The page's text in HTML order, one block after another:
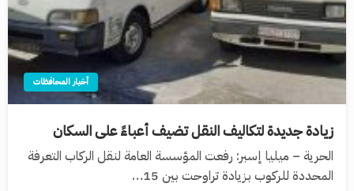
أخبار المحافظات
زيادة جديدة لتكاليف النقل تضيف أعباءً على السكان
الحرية – ميليا إسبر: رفعت المؤسسة العامة لنقل الركاب التعرفة
المحددة ‏للركوب بزيادة تراوحت بين 15…